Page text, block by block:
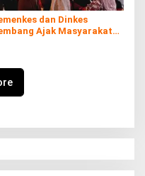
dan Dinkes
Ajak Masyarakat